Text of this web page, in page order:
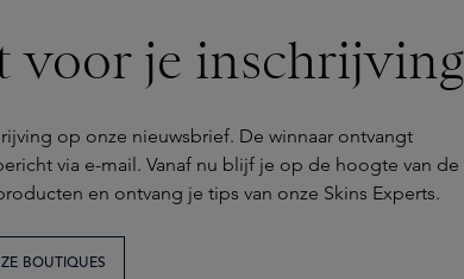
voor je inschrijving
op onze nieuwsbrief. De winnaar ontvangt
via e-mail. Vanaf nu blijf je op de hoogte van de
en ontvang je tips van onze Skins Experts.
BOUTIQUES